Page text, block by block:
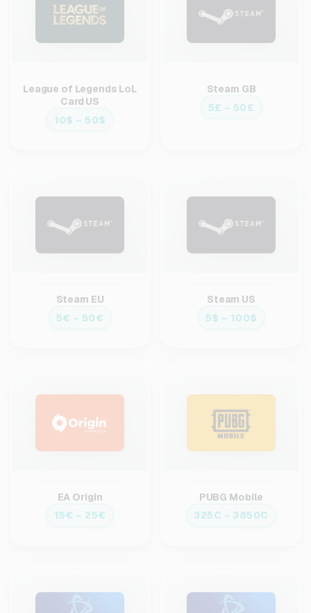
League of Legends LoL
Card US
10$ – 50$
Steam GB
5£ – 50£
Steam EU
5€ – 50€
Steam US
5$ – 100$
EA Origin
15€ – 25€
PUBG Mobile
325C – 3850C